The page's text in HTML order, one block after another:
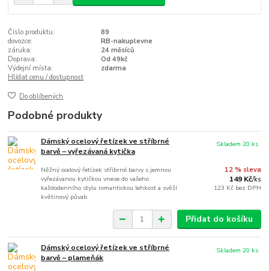
Číslo produktu:
89
dovozce:
RB-nakuplevne
záruka:
24 měsíců
Doprava:
Od 49kč
Výdejní místa:
zdarma
Hlídat cenu / dostupnost
Do oblíbených
Podobné produkty
Dámský ocelový řetízek ve stříbrné
barvě – vyřezávaná kytička
Něžný ocelový řetízek stříbrné barvy s jemnou
vyřezávanou kytičkou vnese do vašeho
každodenního stylu romantickou lehkost a svěží
květinový půvab.
12 % sleva
149 Kč/ks
123 Kč bez DPH
Skladem 20 ks
Přidat do košíku
Dámský ocelový řetízek ve stříbrné
barvě – plameňák
Skladem 20 ks